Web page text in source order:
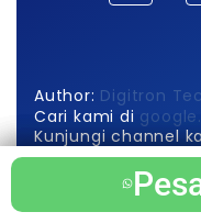
Author: Digitron
Cari kami di
Kunjungi channel
Pabrik Jam Digital